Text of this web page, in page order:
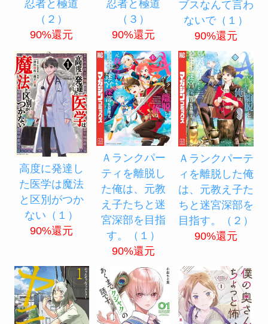
忍者と極道
（２）
90%還元
忍者と極道
（３）
90%還元
ブスなんて言わ
ないで（１）
90%還元
高度に発達し
た医学は魔法
と区別がつか
ない（１）
90%還元
Ａランクパー
ティを離脱し
た俺は、元教
え子たちと迷
宮深部を目指
す。（１）
90%還元
Ａランクパーテ
ィを離脱した俺
は、元教え子た
ちと迷宮深部を
目指す。（２）
90%還元